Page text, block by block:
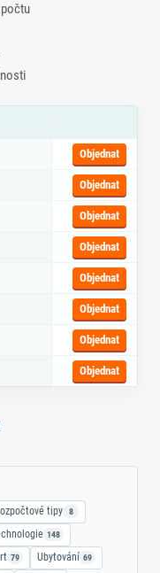
na objednávku
Objednat
Objednat
Objednat
Objednat
Objednat
Objednat
Objednat
Objednat
tipy 8
148
79 Ubytování 69